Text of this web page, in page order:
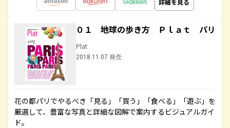
０１ 地球の歩き方 Ｐｌａｔ パリ
Plat
2018.11.07 発売
花の都パリでやるべき「見る」「買う」「食べる」「遊ぶ」を
厳選して、豊富な写真と詳細な図解で案内するビジュアルガイ
ド。